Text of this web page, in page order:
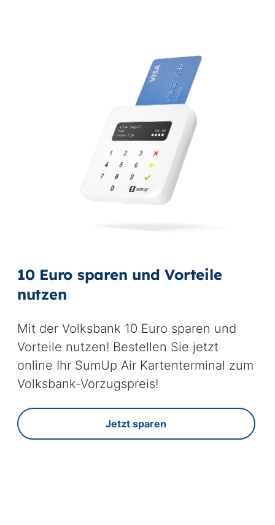
10 Euro sparen und Vorteile
nutzen
Mit der Volksbank 10 Euro sparen und
Vorteile nutzen! Bestellen Sie jetzt
online Ihr SumUp Air Kartenterminal zum
Volksbank-Vorzugspreis!
Jetzt sparen